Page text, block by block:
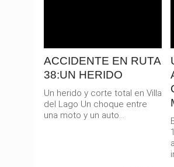
ACCIDENTE EN RUTA
38:UN HERIDO
Un herido y corte total en Villa
del Lago Un choque entre
una moto y un auto...